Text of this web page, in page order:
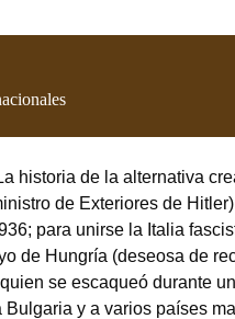
historia de la alternativa
de Exteriores de
para unirse la Italia
de Hungría (deseosa de
se escaqueó durante
y a varios países